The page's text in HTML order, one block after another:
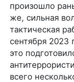
произошло
же, сильная
тактическая
сентября 2023
это
всего